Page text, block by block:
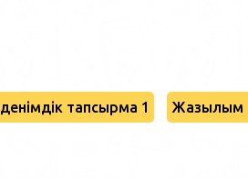
тапсырма 1 Жазылым